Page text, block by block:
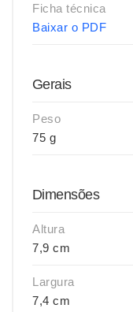
Ficha técnica
Baixar o PDF
Gerais
Peso
75 g
Dimensões
Altura
7,9 cm
Largura
7,4 cm